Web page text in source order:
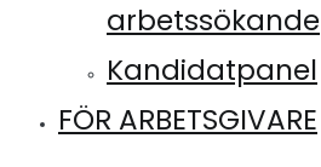
arbetssökande
Kandidatpanel
FÖR ARBETSGIVARE